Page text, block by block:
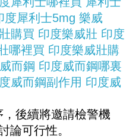
度犀利士5mg 樂威
購買 印度樂威壯 印度
哪裡買 印度樂威壯購
而鋼 印度威而鋼哪裏
威而鋼副作用 印度威
，後續將邀請檢警機
論可行性。